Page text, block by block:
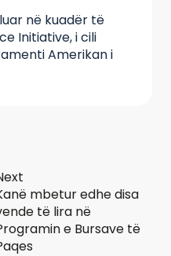
në kuadër të
Initiative, i cili
Amerikan i
mbetur edhe disa
të lira në
e Bursave të